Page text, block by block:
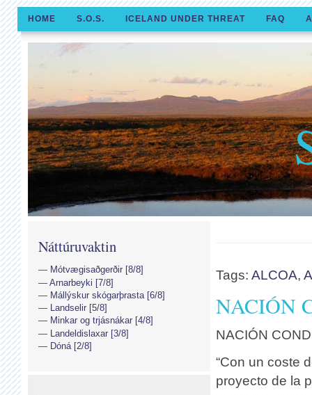
HOME S.O.S. ICELAND UNDER THREAT FAQ
Tags: ALCOA,
NACIÓN
NACIÓN
“Con un coste
proyecto de la
Náttúruvaktin
Mótvægisaðgerðir [8/8]
Arnarbeyki [7/8]
Mállýskur skógarþrasta [6/8]
Landselir [5/8]
Minkar og trjásnákar [4/8]
Landeldislaxar [3/8]
Dóná [2/8]